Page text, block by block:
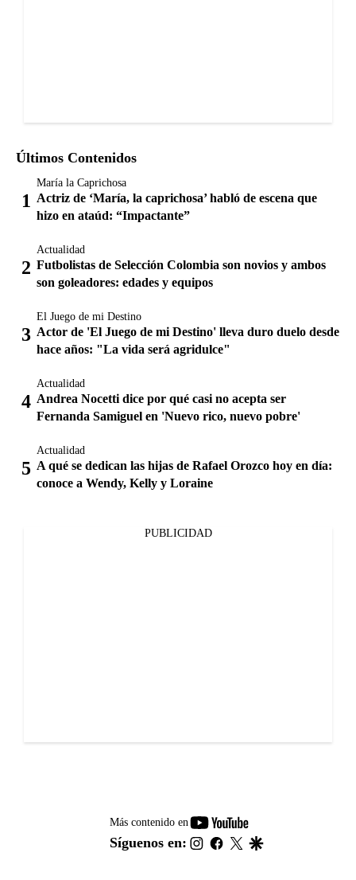
Últimos Contenidos
María la Caprichosa
Actriz de ‘María, la caprichosa’ habló de escena que
hizo en ataúd: “Impactante”
Actualidad
Futbolistas de Selección Colombia son novios y ambos
son goleadores: edades y equipos
El Juego de mi Destino
Actor de 'El Juego de mi Destino' lleva duro duelo desde
hace años: "La vida será agridulce"
Actualidad
Andrea Nocetti dice por qué casi no acepta ser
Fernanda Samiguel en 'Nuevo rico, nuevo pobre'
Actualidad
A qué se dedican las hijas de Rafael Orozco hoy en día:
conoce a Wendy, Kelly y Loraine
PUBLICIDAD
Más contenido en
youtube-
footer
Síguenos en: instagram
facebook
twitter